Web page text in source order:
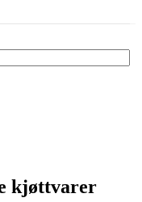
kjøttvarer